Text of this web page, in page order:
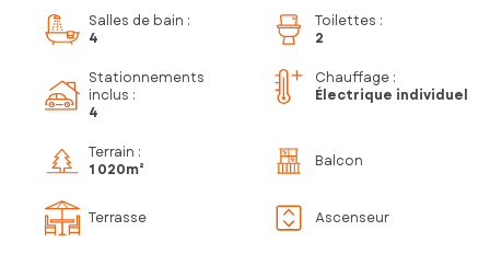
Salles de bain :
4
Toilettes :
2
Stationnements
inclus :
4
Chauffage :
Électrique individuel
Terrain :
1 020m²
Balcon
Terrasse Ascenseur